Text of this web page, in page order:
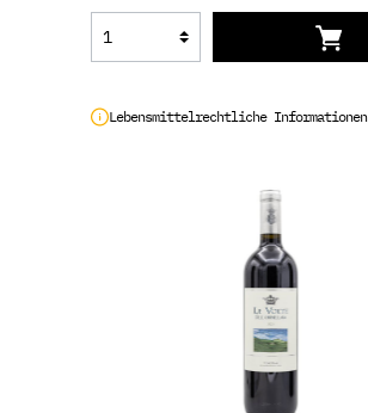
Lebensmittelrechtliche Informationen